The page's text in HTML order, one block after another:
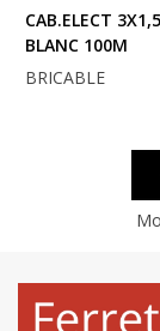
CAB.ELECT
BLANC 100M
BRICABLE